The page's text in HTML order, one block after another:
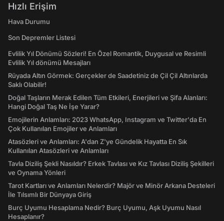
Hızlı Erişim
Hava Durumu
Son Depremler Listesi
Evlilik Yıl Dönümü Sözleri! En Özel Romantik, Duygusal ve Resimli
Evlilik Yıl dönümü Mesajları
Rüyada Altın Görmek: Gerçekler de Saadetiniz de Çil Çil Altınlarda
Saklı Olabilir!
Doğal Taşların Merak Edilen Tüm Etkileri, Enerjileri ve Şifa Alanları:
Hangi Doğal Taş Ne İşe Yarar?
Emojilerin Anlamları: 2023 WhatsApp, Instagram ve Twitter'da En
Çok Kullanılan Emojiler ve Anlamları
Atasözleri ve Anlamları: A'dan Z'ye Gündelik Hayatta En Sık
Kullanılan Atasözleri ve Anlamları
Tavla Diziliş Şekli Nasıldır? Erkek Tavlası ve Kız Tavlası Diziliş Şekilleri
ve Oynama Yönleri
Tarot Kartları ve Anlamları Nelerdir? Majör ve Minör Arkana Desteleri
İle Tılsımlı Bir Dünyaya Giriş
Burç Uyumu Hesaplama Nedir? Burç Uyumu, Aşk Uyumu Nasıl
Hesaplanır?